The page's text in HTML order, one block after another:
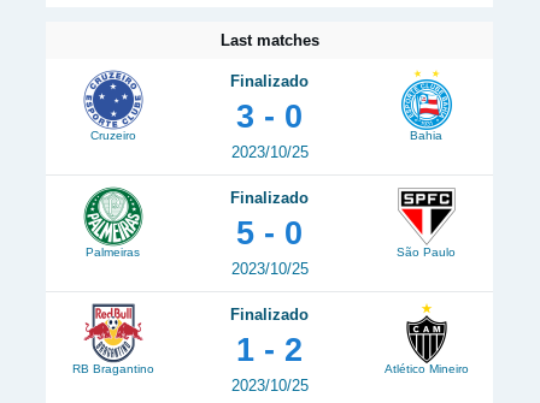
Last matches
Cruzeiro
Finalizado
3 - 0
2023/10/25
Bahia
Palmeiras
Finalizado
5 - 0
2023/10/25
São Paulo
RB Bragantino
Finalizado
1 - 2
2023/10/25
Atlético Mineiro